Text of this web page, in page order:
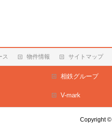
ス 物件情報 サイトマップ
相鉄グループ
V-mark
Copyright ©